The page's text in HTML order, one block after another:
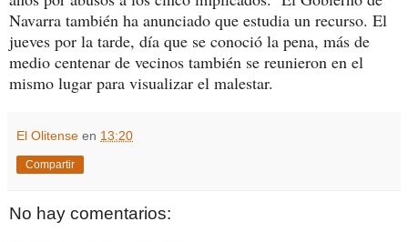
Navarra también ha anunciado que estudia un recurso. El
jueves por la tarde, día que se conoció la pena, más de
medio centenar de vecinos también se reunieron en el
mismo lugar para visualizar el malestar.
El Olitense en 13:20
Compartir
No hay comentarios: